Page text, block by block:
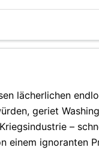
lächerlichen
geriet
–
einem ignoranten